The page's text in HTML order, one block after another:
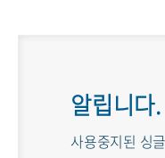
알립니다.
사용중지된 싱